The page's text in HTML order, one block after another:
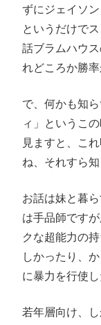
ずにジェイソ
というだけで
話ブラムハウ
れどころか勝
で、何かも知
ィ」というこ
見ますと、こ
ね、それすら知
お話は妹と暮
は手品師です
クな超能力の
しかったり、
に暴力を行使し
若年層向け、